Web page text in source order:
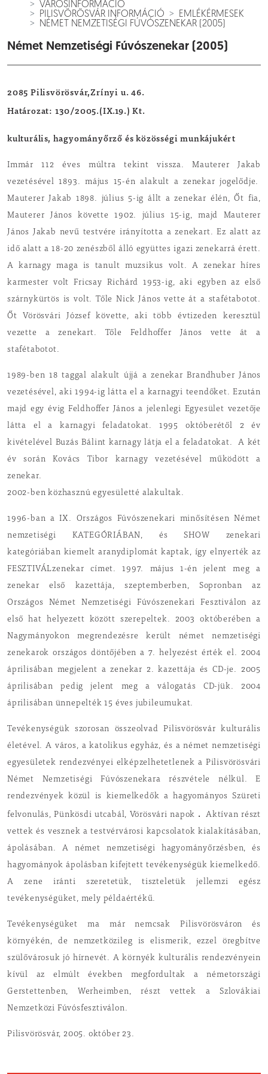
VÁROSINFORMÁCIÓ
PILISVÖRÖSVÁR INFORMÁCIÓ
EMLÉKÉRMESEK
NÉMET NEMZETISÉGI FÚVÓSZENEKAR (2005)
Német Nemzetiségi Fúvószenekar (2005)
2085 Pilisvörösvár,Zrínyi u. 46.
Határozat: 130/2005.(IX.19.) Kt.
kulturális, hagyományőrző és közösségi munkájukért
Immár 112 éves múltra tekint vissza. Mauterer Jakab
vezetésével 1893. május 15-én alakult a zenekar jogelődje.
Mauterer Jakab 1898. július 5-ig állt a zenekar élén, Őt fia,
Mauterer János követte 1902. július 15-ig, majd Mauterer
János Jakab nevű testvére irányította a zenekart. Ez alatt az
idő alatt a 18-20 zenészből álló együttes igazi zenekarrá érett.
A karnagy maga is tanult muzsikus volt. A zenekar híres
karmester volt Fricsay Richárd 1953-ig, aki egyben az első
szárnykürtös is volt. Tőle Nick János vette át a stafétabotot.
Őt Vörösvári József követte, aki több évtizeden keresztül
vezette a zenekart. Tőle Feldhoffer János vette át a
stafétabotot.
1989-ben 18 taggal alakult újjá a zenekar Brandhuber János
vezetésével, aki 1994-ig látta el a karnagyi teendőket. Ezután
majd egy évig Feldhoffer János a jelenlegi Egyesület vezetője
látta el a karnagyi feladatokat. 1995 októberétől 2 év
kivételével Buzás Bálint karnagy látja el a feladatokat. A két
év során Kovács Tibor karnagy vezetésével működött a
zenekar.
2002-ben közhasznú egyesületté alakultak.
1996-ban a IX. Országos Fúvószenekari minősítésen Német
nemzetiségi KATEGÓRIÁBAN, és SHOW zenekari
kategóriában kiemelt aranydiplomát kaptak, így elnyerték az
FESZTIVÁLzenekar címet. 1997. május 1-én jelent meg a
zenekar első kazettája, szeptemberben, Sopronban az
Országos Német Nemzetiségi Fúvószenekari Fesztiválon az
első hat helyezett között szerepeltek. 2003 októberében a
Nagymányokon megrendezésre került német nemzetiségi
zenekarok országos döntőjében a 7. helyezést érték el. 2004
áprilisában megjelent a zenekar 2. kazettája és CD-je. 2005
áprilisában pedig jelent meg a válogatás CD-jük. 2004
áprilisában ünnepelték 15 éves jubileumukat.
Tevékenységük szorosan összeolvad Pilisvörösvár kulturális
életével. A város, a katolikus egyház, és a német nemzetiségi
egyesületek rendezvényei elképzelhetetlenek a Pilisvörösvári
Német Nemzetiségi Fúvószenekara részvétele nélkül. E
rendezvények közül is kiemelkedők a hagyományos Szüreti
felvonulás, Pünkösdi utcabál, Vörösvári napok .Aktívan részt
vettek és vesznek a testvérvárosi kapcsolatok kialakításában,
ápolásában. A német nemzetiségi hagyományőrzésben, és
hagyományok ápolásban kifejtett tevékenységük kiemelkedő.
A zene iránti szeretetük, tiszteletük jellemzi egész
tevékenységüket, mely példaértékű.
Tevékenységüket ma már nemcsak Pilisvörösváron és
környékén, de nemzetközileg is elismerik, ezzel öregbítve
szülővárosuk jó hírnevét. A környék kulturális rendezvényein
kívül az elmúlt években megfordultak a németországi
Gerstettenben, Werheimben, részt vettek a Szlovákiai
Nemzetközi Fúvósfesztiválon.
Pilisvörösvár, 2005. október 23.